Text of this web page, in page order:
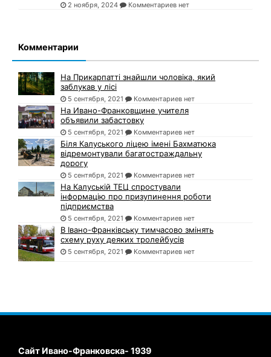
2 ноября, 2024 Комментариев нет
Комментарии
На Прикарпатті знайшли чоловіка, який
заблукав у лісі
5 сентября, 2021 Комментариев нет
На Ивано-Франковщине учителя
объявили забастовку
5 сентября, 2021 Комментариев нет
Біля Калуського ліцею імені Бахматюка
відремонтували багатостраждальну
дорогу
5 сентября, 2021 Комментариев нет
На Калуській ТЕЦ спростували
інформацію про призупинення роботи
підприємства
5 сентября, 2021 Комментариев нет
В Івано-Франківську тимчасово змінять
схему руху деяких тролейбусів
5 сентября, 2021 Комментариев нет
Сайт Ивано-Франковска- 1939